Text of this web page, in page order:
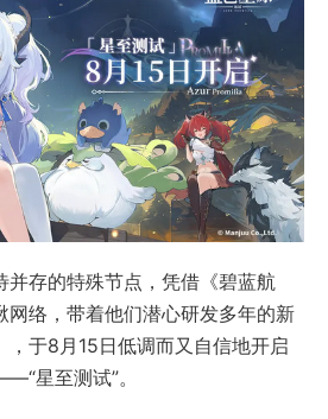
并存的特殊节点，凭借《碧蓝航
网络，带着他们潜心研发多年的新
，于8月15日低调而又自信地开启
星至测试”。